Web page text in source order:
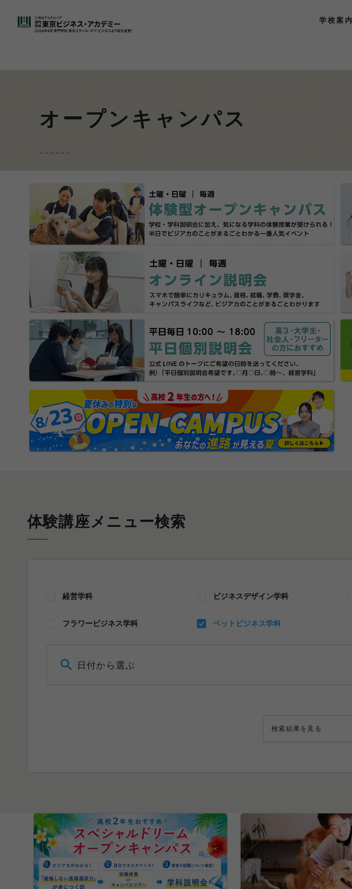
学校案内
オープンキャンパス
体験講座メニュー検索
経営学科 ビジネスデザイン学科
フラワービジネス学科 ペットビジネス学科
日付から選ぶ
検索結果を見る